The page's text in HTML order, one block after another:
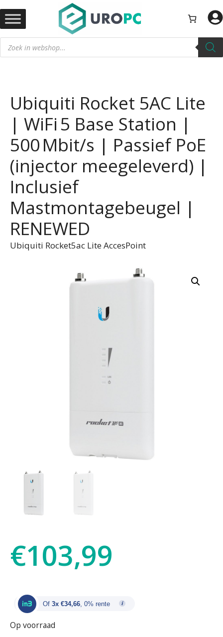
naar
de
inhoud
Producten
zoeken
Ubiquiti Rocket 5AC Lite
| WiFi 5 Base Station |
500 Mbit/s | Passief PoE
(injector meegeleverd) |
Inclusief
Mastmontagebeugel |
RENEWED
Ubiquiti Rocket5ac Lite AccesPoint
€103,99
Of 3x €34,66 , 0% rente
Op voorraad